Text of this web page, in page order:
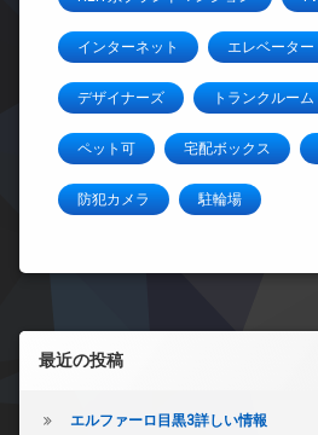
インターネット エレベーター
デザイナーズ トランクルーム
ペット可 宅配ボックス
防犯カメラ 駐輪場
左サイドバー
最近の投稿
エルファーロ目黒3詳しい情報